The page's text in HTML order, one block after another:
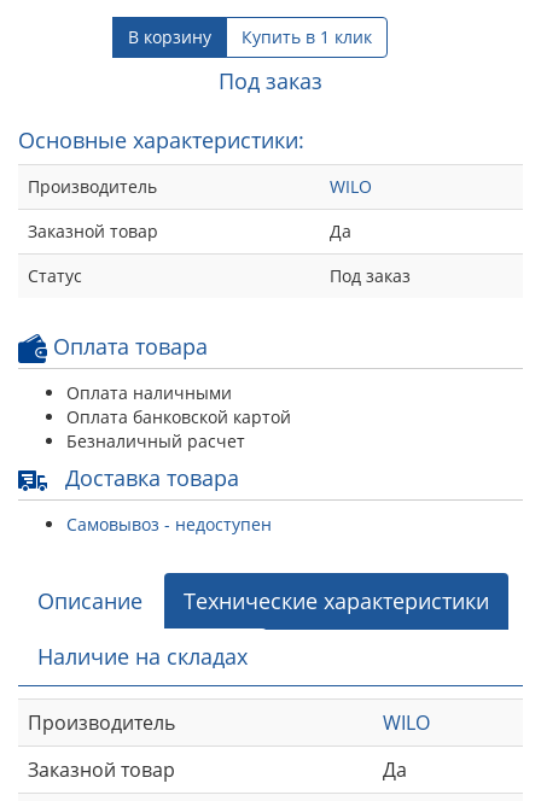
В корзину Купить в 1 клик
Под заказ
Основные характеристики:
Производитель
WILO
Заказной товар
Да
Статус
Под заказ
Оплата товара
Оплата наличными
Оплата банковской картой
Безналичный расчет
Доставка товара
Самовывоз - недоступен
Описание
Технические характеристики
Наличие на складах
Производитель
WILO
Заказной товар
Да